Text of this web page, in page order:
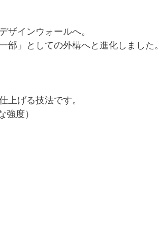
ザインウォールへ。
」としての外構へと進化しました。
上げる技法です。
度）